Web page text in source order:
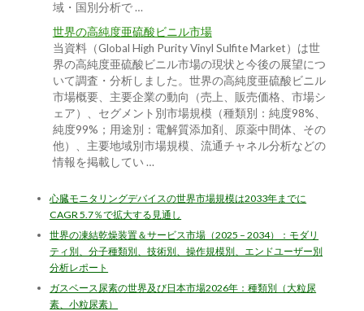
域・国別分析で …
世界の高純度亜硫酸ビニル市場
当資料（Global High Purity Vinyl Sulfite Market）は世
界の高純度亜硫酸ビニル市場の現状と今後の展望につ
いて調査・分析しました。世界の高純度亜硫酸ビニル
市場概要、主要企業の動向（売上、販売価格、市場シ
ェア）、セグメント別市場規模（種類別：純度98%、
純度99%；用途別：電解質添加剤、原薬中間体、その
他）、主要地域別市場規模、流通チャネル分析などの
情報を掲載してい …
心臓モニタリングデバイスの世界市場規模は2033年までに
CAGR 5.7％で拡大する見通し
世界の凍結乾燥装置＆サービス市場（2025 – 2034）：モダリ
ティ別、分子種類別、技術別、操作規模別、エンドユーザー別
分析レポート
ガスベース尿素の世界及び日本市場2026年：種類別（大粒尿
素、小粒尿素）